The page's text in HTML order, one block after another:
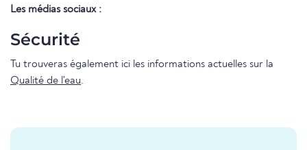
Les médias sociaux :
Sécurité
Tu trouveras également ici les informations actuelles sur la
Qualité de l'eau.